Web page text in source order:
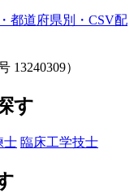
都道府県別・CSV配
13240309）
す
士 臨床工学技士